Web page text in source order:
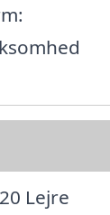
Lejre